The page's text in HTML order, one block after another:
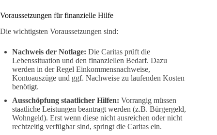
Voraussetzungen für finanzielle Hilfe
Die wichtigsten Voraussetzungen sind:
Nachweis der Notlage: Die Caritas prüft die
Lebenssituation und den finanziellen Bedarf. Dazu
werden in der Regel Einkommensnachweise,
Kontoauszüge und ggf. Nachweise zu laufenden Kosten
benötigt.
Ausschöpfung staatlicher Hilfen: Vorrangig müssen
staatliche Leistungen beantragt werden (z.B. Bürgergeld,
Wohngeld). Erst wenn diese nicht ausreichen oder nicht
rechtzeitig verfügbar sind, springt die Caritas ein.